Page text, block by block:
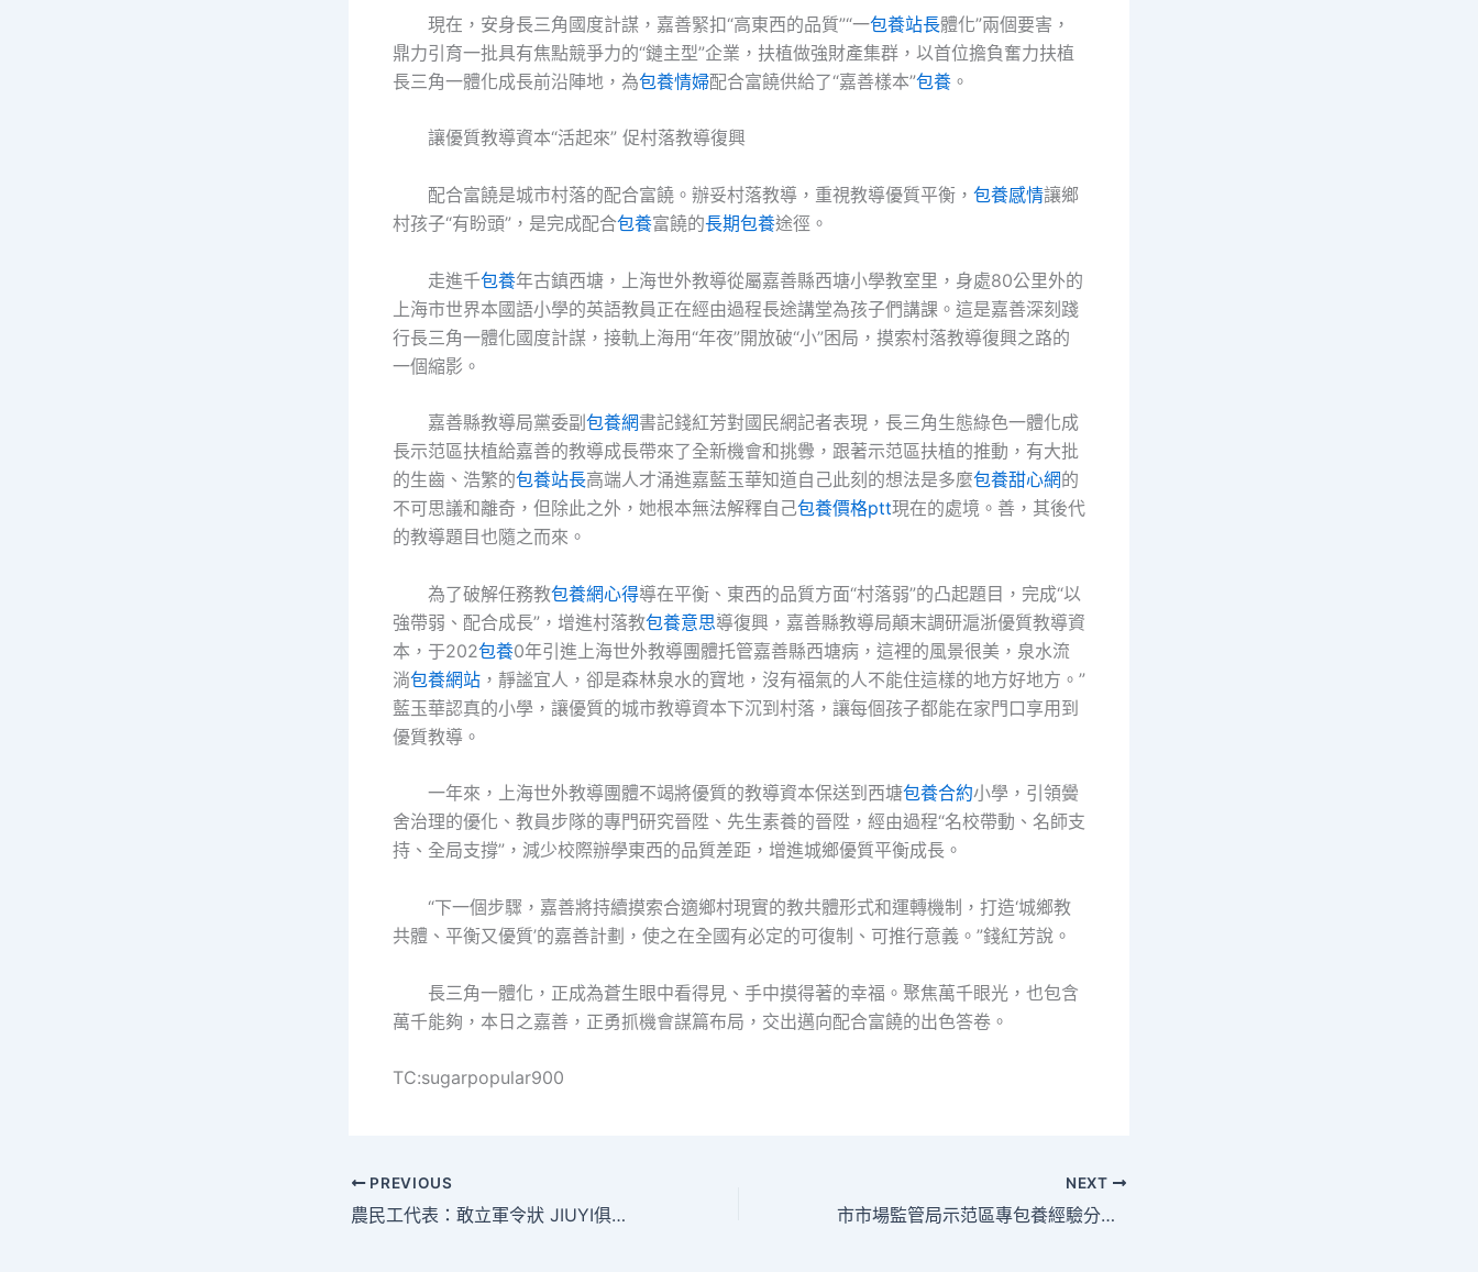
現在，安身長三角國度計謀，嘉善緊扣“高東西的品質”“一包養站長體化”兩個要害，
鼎力引育一批具有焦點競爭力的“鏈主型”企業，扶植做強財產集群，以首位擔負奮力扶植
長三角一體化成長前沿陣地，為包養情婦配合富饒供給了“嘉善樣本”包養 。
讓優質教導資本“活起來” 促村落教導復興
配合富饒是城市村落的配合富饒。辦妥村落教導，重視教導優質平衡， 包養感情讓鄉
村孩子“有盼頭”，是完成配合包養富饒的長期包養途徑。
走進千包養年古鎮西塘，上海世外教導從屬嘉善縣西塘小學教室里，身處80公里外的
上海市世界本國語小學的英語教員正在經由過程長途講堂為孩子們講課。這是嘉善深刻踐
行長三角一體化國度計謀，接軌上海用“年夜”開放破“小”困局，摸索村落教導復興之路的
一個縮影。
嘉善縣教導局黨委副 包養網書記錢紅芳對國民網記者表現，長三角生態綠色一體化成
長示范區扶植給嘉善的教導成長帶來了全新機會和挑釁，跟著示范區扶植的推動，有大批
的生齒、浩繁的包養站長高端人才涌進嘉藍玉華知道自己此刻的想法是多麼包養甜心網的
不可思議和離奇，但除此之外，她根本無法解釋自己包養價格ptt現在的處境。善，其後代
的教導題目也隨之而來。
為了破解任務教包養網心得導在平衡、東西的品質方面“村落弱”的凸起題目，完成“以
強帶弱、配合成長”，增進村落教包養意思導復興，嘉善縣教導局顛末調研滬浙優質教導資
本，于202包養0年引進上海世外教導團體托管嘉善縣西塘病，這裡的風景很美，泉水流
淌包養網站 ，靜謐宜人，卻是森林泉水的寶地，沒有福氣的人不能住這樣的地方好地方。”
藍玉華認真的小學，讓優質的城市教導資本下沉到村落，讓每個孩子都能在家門口享用到
優質教導。
一年來，上海世外教導團體不竭將優質的教導資本保送到西塘包養合約小學，引領黌
舍治理的優化、教員步隊的專門研究晉陞、先生素養的晉陞，經由過程“名校帶動、名師支
持、全局支撐”，減少校際辦學東西的品質差距，增進城鄉優質平衡成長。
“下一個步驟，嘉善將持續摸索合適鄉村現實的教共體形式和運轉機制，打造‘城鄉教
共體、平衡又優質’的嘉善計劃，使之在全國有必定的可復制、可推行意義。”錢紅芳說。
長三角一體化，正成為蒼生眼中看得見、手中摸得著的幸福。聚焦萬千眼光，也包含
萬千能夠，本日之嘉善，正勇抓機會謀篇布局，交出邁向配合富饒的出色答卷。
TC:sugarpopular900
PREVIOUS
農民工代表：敢立軍令狀 JIUYI俱意診所設計用30億5年賺回300億_中國發展門戶網－國家發展門戶
NEXT
市市場監管局示范區專包養經驗分局展開“六一”兒童節慰勞運動